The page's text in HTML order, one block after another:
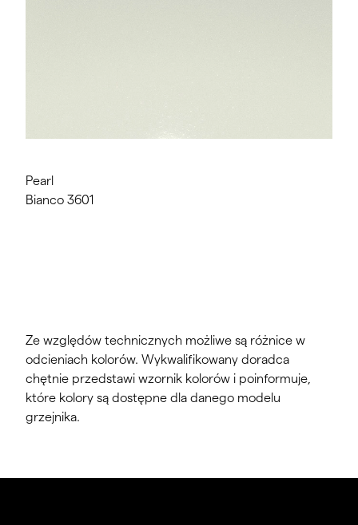
Pearl
Bianco 3601
Ze względów technicznych możliwe są różnice w
odcieniach kolorów. Wykwalifikowany doradca
chętnie przedstawi wzornik kolorów i poinformuje,
które kolory są dostępne dla danego modelu
grzejnika.